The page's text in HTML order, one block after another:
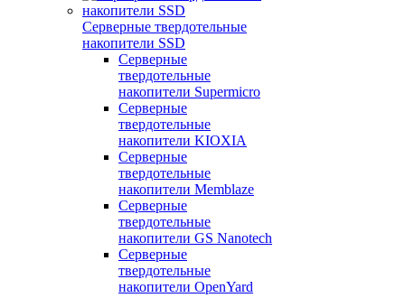
Серверные твердотельные
накопители SSD
Cерверные
твердотельные
накопители Supermicro
Cерверные
твердотельные
накопители KIOXIA
Cерверные
твердотельные
накопители Memblaze
Cерверные
твердотельные
накопители GS Nanotech
Серверные
твердотельные
накопители OpenYard